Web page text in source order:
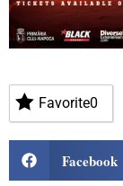
Favorite0
Facebook